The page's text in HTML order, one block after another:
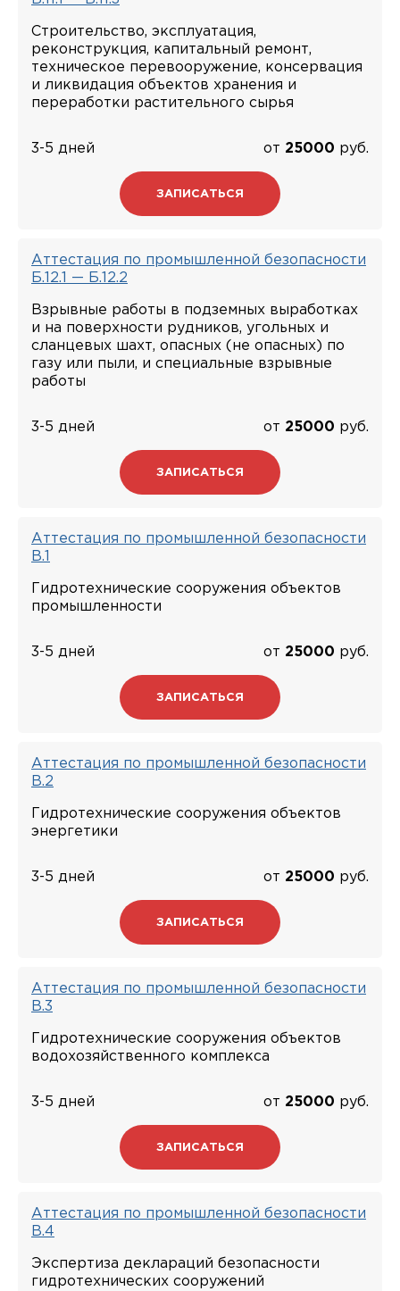
Строительство, эксплуатация,
реконструкция, капитальный ремонт,
техническое перевооружение, консервация
и ликвидация объектов хранения и
переработки растительного сырья
3-5 дней от 25000 руб.
ЗАПИСАТЬСЯ
Аттестация по промышленной безопасности
Б.12.1 — Б.12.2
Взрывные работы в подземных выработках
и на поверхности рудников, угольных и
сланцевых шахт, опасных (не опасных) по
газу или пыли, и специальные взрывные
работы
3-5 дней от 25000 руб.
ЗАПИСАТЬСЯ
Аттестация по промышленной безопасности
В.1
Гидротехнические сооружения объектов
промышленности
3-5 дней от 25000 руб.
ЗАПИСАТЬСЯ
Аттестация по промышленной безопасности
В.2
Гидротехнические сооружения объектов
энергетики
3-5 дней от 25000 руб.
ЗАПИСАТЬСЯ
Аттестация по промышленной безопасности
В.3
Гидротехнические сооружения объектов
водохозяйственного комплекса
3-5 дней от 25000 руб.
ЗАПИСАТЬСЯ
Аттестация по промышленной безопасности
В.4
Экспертиза деклараций безопасности
гидротехнических сооружений